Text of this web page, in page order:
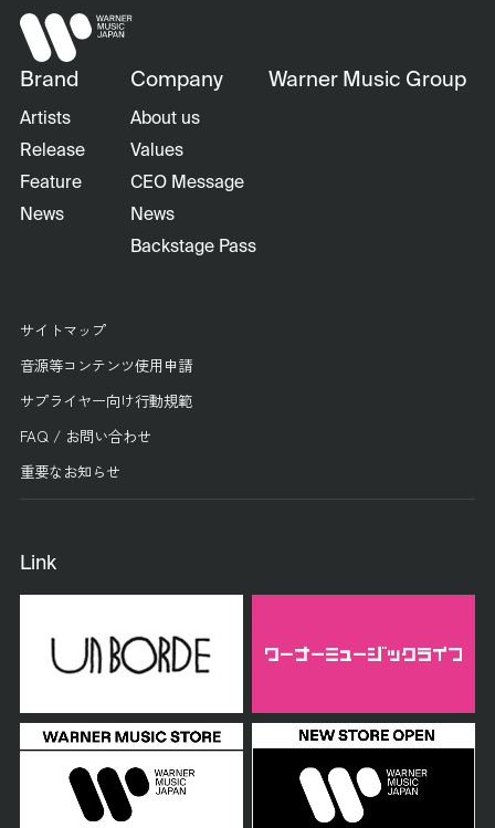
Brand
Artists
Release
Feature
News
Company
About us
Values
CEO Message
News
Backstage Pass
Warner Music Group
サイトマップ
音源等コンテンツ使用申請
サプライヤー向け行動規範
FAQ / お問い合わせ
重要なお知らせ
Link